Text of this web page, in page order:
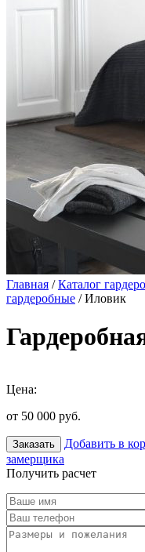
Главная /Каталог
гардеробные / Иловик
Цена:
от 50 000 руб.
Заказать Добавить в
замерщика
Получить расчет